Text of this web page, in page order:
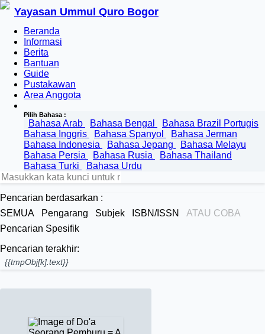
Yayasan Ummul Quro Bogor
Beranda
Informasi
Berita
Bantuan
Guide
Pustakawan
Area Anggota
Pilih Bahasa :
Bahasa Arab Bahasa Bengal
Bahasa Brazil Portugis
Bahasa Inggris
Bahasa Spanyol
Bahasa Jerman
Bahasa Indonesia
Bahasa Jepang
Bahasa Melayu
Bahasa Persia
Bahasa Rusia
Bahasa Thailand
Bahasa Turki
Bahasa Urdu
Pencarian berdasarkan :
SEMUA
Pengarang Subjek ISBN/ISSN
ATAU COBA
Pencarian Spesifik
Pencarian terakhir:
{{tmpObj[k].text}}